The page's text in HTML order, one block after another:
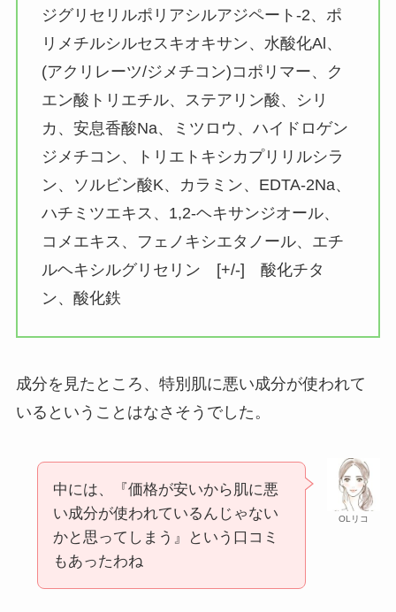
ジグリセリルポリアシルアジペート-2、ポ
リメチルシルセスキオキサン、水酸化Al、
(アクリレーツ/ジメチコン)コポリマー、ク
エン酸トリエチル、ステアリン酸、シリ
カ、安息香酸Na、ミツロウ、ハイドロゲン
ジメチコン、トリエトキシカプリリルシラ
ン、ソルビン酸K、カラミン、EDTA-2Na、
ハチミツエキス、1,2-ヘキサンジオール、
コメエキス、フェノキシエタノール、エチ
ルヘキシルグリセリン [+/-] 酸化チタ
ン、酸化鉄
成分を見たところ、特別肌に悪い成分が使われて
いるということはなさそうでした。
OLリコ
中には、『価格が安いから肌に悪
い成分が使われているんじゃない
かと思ってしまう』という口コミ
もあったわね